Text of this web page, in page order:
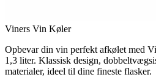
Viners Vin Køler
Opbevar din vin perfekt afkølet med
1,3 liter. Klassisk design,
materialer, ideel til dine fineste flasker.